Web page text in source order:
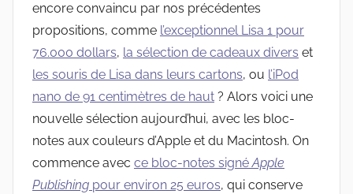
encore convaincu par nos précédentes
propositions, comme l’exceptionnel Lisa 1 pour
76.000 dollars, la sélection de cadeaux divers et
les souris de Lisa dans leurs cartons, ou l’iPod
nano de 91 centimètres de haut ? Alors voici une
nouvelle sélection aujourd’hui, avec les bloc-
notes aux couleurs d’Apple et du Macintosh. On
commence avec ce bloc-notes signéApple
Publishing pour environ 25 euros, qui conserve